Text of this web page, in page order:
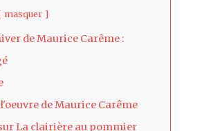
masquer
de Maurice Carême :
de Maurice Carême
La clairière au pommier